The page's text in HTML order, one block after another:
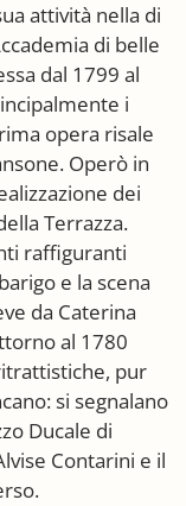
attività nella di
di belle
dal 1799 al
i
opera risale
Operò in
dei
Terrazza.
raffiguranti
e la scena
da Caterina
al 1780
pur
si segnalano
Ducale di
Contarini e il